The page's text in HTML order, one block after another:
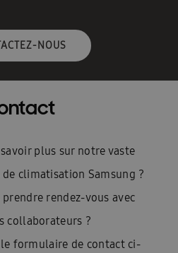
NOUS
plus sur notre vaste
climatisation Samsung ?
rendez-vous avec
collaborateurs ?
formulaire de contact ci-